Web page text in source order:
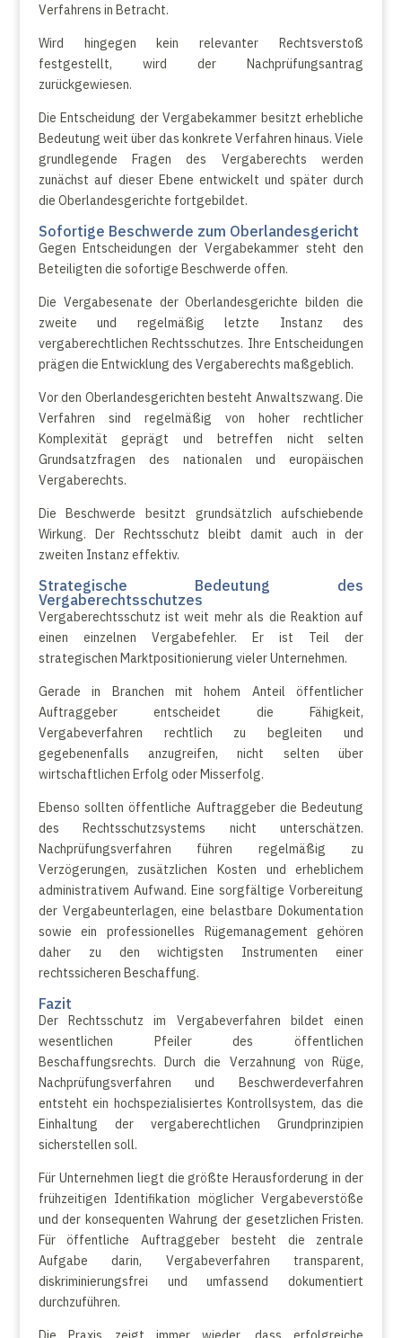
Verfahrens in Betracht.
Wird hingegen kein relevanter Rechtsverstoß
festgestellt, wird der Nachprüfungsantrag
zurückgewiesen.
Die Entscheidung der Vergabekammer besitzt erhebliche
Bedeutung weit über das konkrete Verfahren hinaus. Viele
grundlegende Fragen des Vergaberechts werden
zunächst auf dieser Ebene entwickelt und später durch
die Oberlandesgerichte fortgebildet.
Sofortige Beschwerde zum Oberlandesgericht
Gegen Entscheidungen der Vergabekammer steht den
Beteiligten die sofortige Beschwerde offen.
Die Vergabesenate der Oberlandesgerichte bilden die
zweite und regelmäßig letzte Instanz des
vergaberechtlichen Rechtsschutzes. Ihre Entscheidungen
prägen die Entwicklung des Vergaberechts maßgeblich.
Vor den Oberlandesgerichten besteht Anwaltszwang. Die
Verfahren sind regelmäßig von hoher rechtlicher
Komplexität geprägt und betreffen nicht selten
Grundsatzfragen des nationalen und europäischen
Vergaberechts.
Die Beschwerde besitzt grundsätzlich aufschiebende
Wirkung. Der Rechtsschutz bleibt damit auch in der
zweiten Instanz effektiv.
Strategische Bedeutung des
Vergaberechtsschutzes
Vergaberechtsschutz ist weit mehr als die Reaktion auf
einen einzelnen Vergabefehler. Er ist Teil der
strategischen Marktpositionierung vieler Unternehmen.
Gerade in Branchen mit hohem Anteil öffentlicher
Auftraggeber entscheidet die Fähigkeit,
Vergabeverfahren rechtlich zu begleiten und
gegebenenfalls anzugreifen, nicht selten über
wirtschaftlichen Erfolg oder Misserfolg.
Ebenso sollten öffentliche Auftraggeber die Bedeutung
des Rechtsschutzsystems nicht unterschätzen.
Nachprüfungsverfahren führen regelmäßig zu
Verzögerungen, zusätzlichen Kosten und erheblichem
administrativem Aufwand. Eine sorgfältige Vorbereitung
der Vergabeunterlagen, eine belastbare Dokumentation
sowie ein professionelles Rügemanagement gehören
daher zu den wichtigsten Instrumenten einer
rechtssicheren Beschaffung.
Fazit
Der Rechtsschutz im Vergabeverfahren bildet einen
wesentlichen Pfeiler des öffentlichen
Beschaffungsrechts. Durch die Verzahnung von Rüge,
Nachprüfungsverfahren und Beschwerdeverfahren
entsteht ein hochspezialisiertes Kontrollsystem, das die
Einhaltung der vergaberechtlichen Grundprinzipien
sicherstellen soll.
Für Unternehmen liegt die größte Herausforderung in der
frühzeitigen Identifikation möglicher Vergabeverstöße
und der konsequenten Wahrung der gesetzlichen Fristen.
Für öffentliche Auftraggeber besteht die zentrale
Aufgabe darin, Vergabeverfahren transparent,
diskriminierungsfrei und umfassend dokumentiert
durchzuführen.